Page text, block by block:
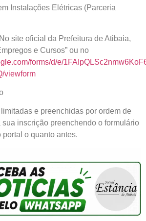
Instalações Elétricas (Parceria
site oficial da Prefeitura de Atibaia,
e Cursos” ou no
forms/d/e/
viewform
e preenchidas por ordem de
sua inscrição preenchendo o formulário
o quanto antes.